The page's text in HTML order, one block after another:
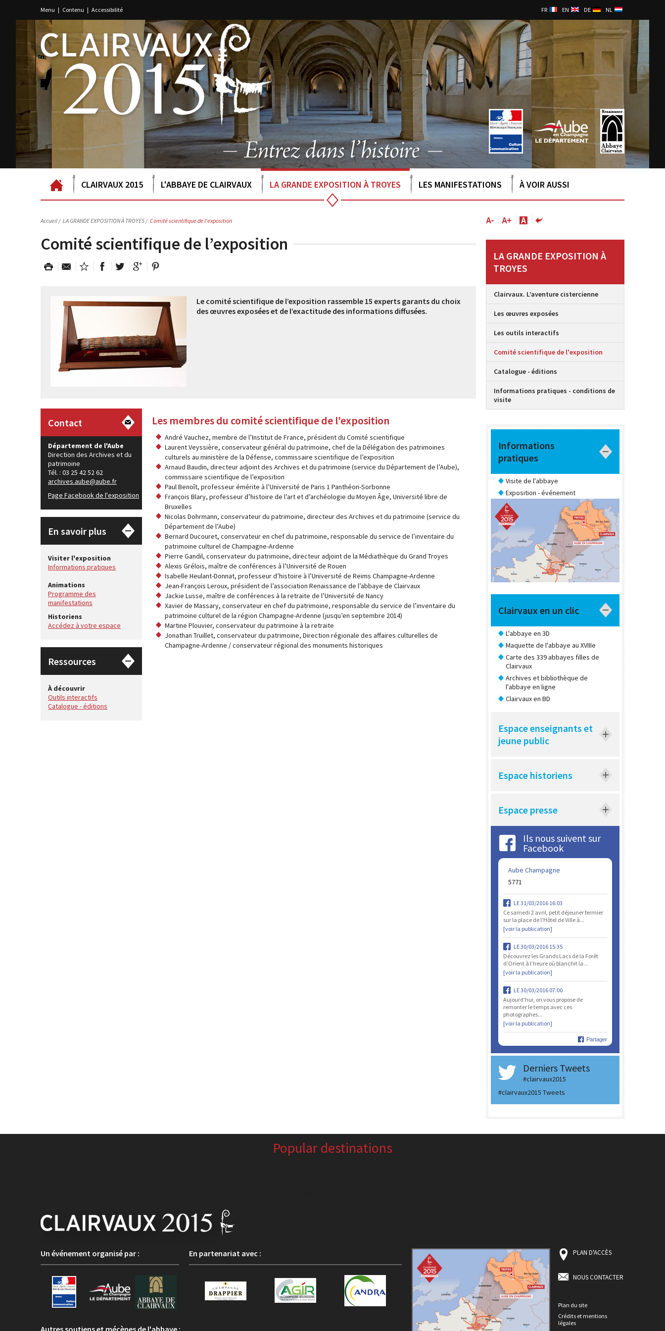
Menu | Contenu | Accessibilité FR EN DE NL
CLAIRVAUX 2015 L'ABBAYE DE CLAIRVAUX LA GRANDE EXPOSITION À TROYES LES MANIFESTATIONS À VOIR AUSSI
Accueil/ LA GRANDE EXPOSITION À TROYES / Comité scientifique de l'exposition
Comité scientifique de l’exposition
Le comité scientifique de l’exposition rassemble 15 experts garants du choix
des œuvres exposées et de l’exactitude des informations diffusées.
Contact
Département de l'Aube
Direction des Archives et du
patrimoine
Tél. : 03 25 42 52 62
archives.aube@aube.fr
Page Facebook de l'exposition
En savoir plus
Visiter l'exposition
Informations pratiques
Animations
Programme des
manifestations
Historiens
Accédez à votre espace
Ressources
À découvrir
Outils interactifs
Catalogue - éditions
Les membres du comité scientifique de l’exposition
André Vauchez, membre de l’Institut de France, président du Comité scientifique
Laurent Veyssière, conservateur général du patrimoine, chef de la Délégation des patrimoines
culturels au ministère de la Défense, commissaire scientifique de l’exposition
Arnaud Baudin, directeur adjoint des Archives et du patrimoine (service du Département de l’Aube),
commissaire scientifique de l’exposition
Paul Benoît, professeur émérite à l’Université de Paris 1 Panthéon-Sorbonne
François Blary, professeur d’histoire de l’art et d’archéologie du Moyen Âge, Université libre de
Bruxelles
Nicolas Dohrmann, conservateur du patrimoine, directeur des Archives et du patrimoine (service du
Département de l’Aube)
Bernard Ducouret, conservateur en chef du patrimoine, responsable du service de l’inventaire du
patrimoine culturel de Champagne-Ardenne
Pierre Gandil, conservateur du patrimoine, directeur adjoint de la Médiathèque du Grand Troyes
Alexis Grélois, maître de conférences à l’Université de Rouen
Isabelle Heulant-Donnat, professeur d’histoire à l’Université de Reims Champagne-Ardenne
Jean-François Leroux, président de l’association Renaissance de l’abbaye de Clairvaux
Jackie Lusse, maître de conférences à la retraite de l’Université de Nancy
Xavier de Massary, conservateur en chef du patrimoine, responsable du service de l’inventaire du
patrimoine culturel de la région Champagne-Ardenne (jusqu’en septembre 2014)
Martine Plouvier, conservateur du patrimoine à la retraite
Jonathan Truillet, conservateur du patrimoine, Direction régionale des affaires culturelles de
Champagne-Ardenne / conservateur régional des monuments historiques
LA GRANDE EXPOSITION À
TROYES
Clairvaux. L’aventure cistercienne
Les œuvres exposées
Les outils interactifs
Comité scientifique de l'exposition
Catalogue - éditions
Informations pratiques - conditions de
visite
Informations
pratiques
Visite de l'abbaye
Exposition - événement
Clairvaux en un clic
L'abbaye en 3D
Maquette de l'abbaye au XVIIIe
Carte des 339 abbayes filles de
Clairvaux
Archives et bibliothèque de
l'abbaye en ligne
Clairvaux en BD
Espace enseignants et
jeune public
Espace historiens
Espace presse
Ils nous suivent sur
Facebook
Aube Champagne
5771
LE 31/03/2016 16:03
Ce samedi 2 avril, petit déjeuner fermier
sur la place de l'Hôtel de Ville à...
[voir la publication]
LE 30/03/2016 15:35
Découvrez les Grands Lacs de la Forêt
d’Orient à l’heure où blanchit la...
[voir la publication]
LE 30/03/2016 07:00
Aujourd'hui, on vous propose de
remonter le temps avec ces
photographes...
[voir la publication]
Partager
Derniers Tweets
#clairvaux2015
#clairvaux2015 Tweets
Popular destinations
Un événement organisé par : En partenariat avec :
Autres soutiens et mécènes de l'abbaye :
PLAN D'ACCÈS
NOUS CONTACTER
Plan du site
Crédits et mentions
légales